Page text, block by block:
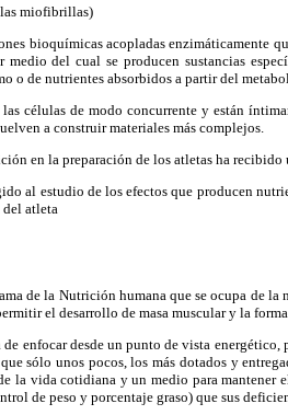
las miofibrillas)
bioquímicas acopladas enzimáticamente
del cual se producen sustancias
o de nutrientes absorbidos a partir del
células de modo concurrente y están
a construir materiales más complejos.
en la preparación de los atletas ha
al estudio de los efectos que producen
atleta
de la Nutrición humana que se ocupa de la
el desarrollo de masa muscular y la
enfocar desde un punto de vista
sólo unos pocos, los más dotados y
la vida cotidiana y un medio para
de peso y porcentaje graso) que sus